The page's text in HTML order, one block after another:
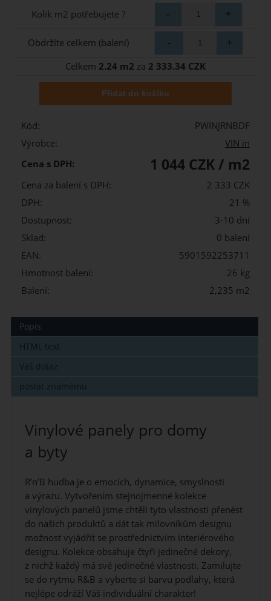
Kolik m2 potřebujete ?
Obdržíte celkem (balení)
Celkem 2.24 m2 za 2 333.34 CZK
Kód:
PWINJRNBDF
Výrobce:
VIN in
Cena s DPH:
1 044 CZK / m2
Cena za balení s DPH:
2 333 CZK
DPH:
21 %
Dostupnost:
3-10 dní
Sklad:
0 balení
EAN:
5901592253711
Hmotnost balení:
26 kg
Balení:
2,235 m2
Popis
HTML text
Váš dotaz
poslat známému
Vinylové panely pro domy
a byty
R’n’B hudba je o emocích, dynamice, smyslnosti
a výrazu. Vytvořením stejnojmenné kolekce
vinylových panelů jsme chtěli tyto vlastnosti přenést
do našich produktů a dát tak milovníkům designu
možnost vyjádřit se prostřednictvím interiérového
designu. Kolekce obsahuje čtyři jedinečné dekory,
z nichž každý má své jedinečné vlastnosti. Zamilujte
se do rytmu R&B a vyberte si barvu podlahy, která
nejlépe odráží Váš individuální charakter!